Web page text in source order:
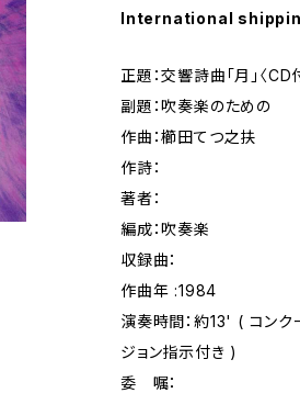
International
正題：交響詩曲「月」〈CD
副題：吹奏楽のための
作曲：櫛田てつ之扶
作詩：
著者：
編成：吹奏楽
収録曲：
作曲年 :1984
演奏時間：約13' ( コンク
ジョン指示付き )
委 嘱：